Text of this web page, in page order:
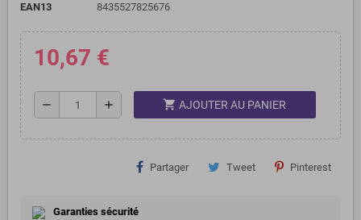
EAN13
8435527825676
10,67 €
remove add shopping_cart AJOUTER AU PANIER
Partager Tweet Pinterest
Garanties sécurité